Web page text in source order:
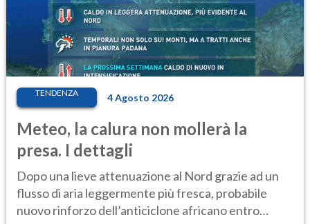
TENDENZA 4 Agosto 2026
Meteo, la calura non mollerà la
presa. I dettagli
Dopo una lieve attenuazione al Nord grazie ad un
flusso di aria leggermente più fresca, probabile
nuovo rinforzo dell’anticiclone africano entro